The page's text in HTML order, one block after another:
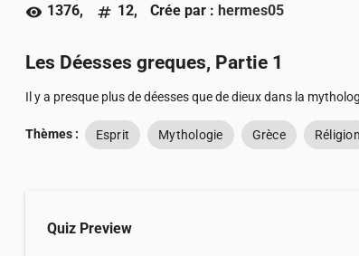
visibility 1376, numbers 12, Crée par : hermes05
Les Déesses greques, Partie 1
Il y a presque plus de déesses que de dieux dans la
Thèmes : Esprit Mythologie Grèce Réligion
Quiz Preview